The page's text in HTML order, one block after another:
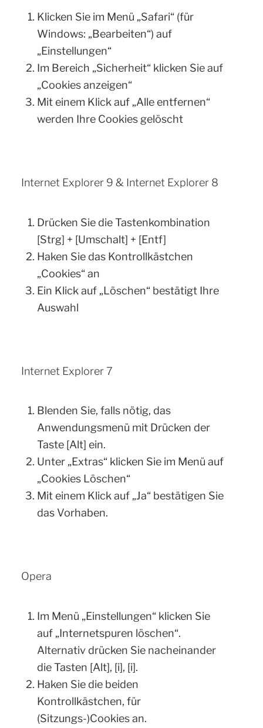
Klicken Sie im Menü „Safari“ (für
Windows: „Bearbeiten“) auf
„Einstellungen“
Im Bereich „Sicherheit“ klicken Sie auf
„Cookies anzeigen“
Mit einem Klick auf „Alle entfernen“
werden Ihre Cookies gelöscht
Internet Explorer 9 & Internet Explorer 8
Drücken Sie die Tastenkombination
[Strg] + [Umschalt] + [Entf]
Haken Sie das Kontrollkästchen
„Cookies“ an
Ein Klick auf „Löschen“ bestätigt Ihre
Auswahl
Internet Explorer 7
Blenden Sie, falls nötig, das
Anwendungsmenü mit Drücken der
Taste [Alt] ein.
Unter „Extras“ klicken Sie im Menü auf
„Cookies Löschen“
Mit einem Klick auf „Ja“ bestätigen Sie
das Vorhaben.
Opera
Im Menü „Einstellungen“ klicken Sie
auf „Internetspuren löschen“.
Alternativ drücken Sie nacheinander
die Tasten [Alt], [i], [i].
Haken Sie die beiden
Kontrollkästchen, für
(Sitzungs-)Cookies an.